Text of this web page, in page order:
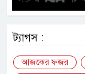
ট্যাগস :
আজকের ফজর